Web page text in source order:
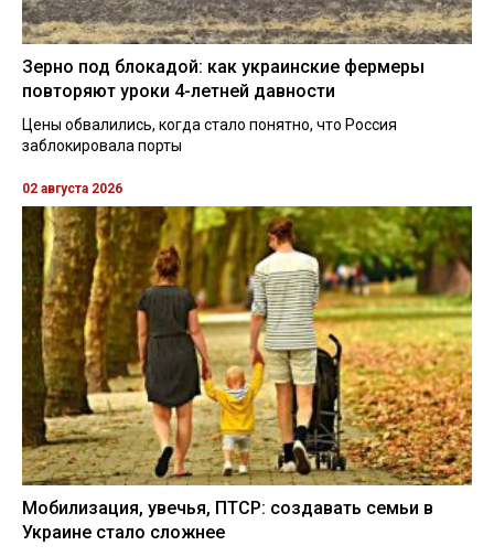
Зерно под блокадой: как украинские фермеры
повторяют уроки 4-летней давности
Цены обвалились, когда стало понятно, что Россия
заблокировала порты
02 августа 2026
Мобилизация, увечья, ПТСР: создавать семьи в
Украине стало сложнее